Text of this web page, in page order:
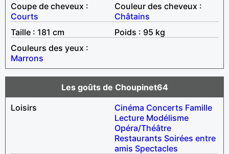
Coupe de cheveux :
Courts
Couleur des cheveux :
Châtains
Taille : 181 cm
Poids : 95 kg
Couleurs des yeux :
Marrons
Les goûts de Choupinet64
Loisirs
Cinéma Concerts Famille
Lecture Modélisme
Opéra/Théâtre
Restaurants Soirées entre
amis Spectacles